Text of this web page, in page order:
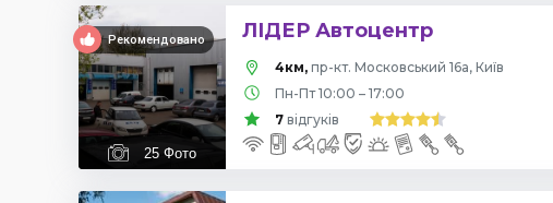
Рекомендовано
25 Фото
ЛІДЕР Автоцентр
4км, пр-кт. Московський 16а, Київ
Пн-Пт 10:00 – 17:00
7 відгуків